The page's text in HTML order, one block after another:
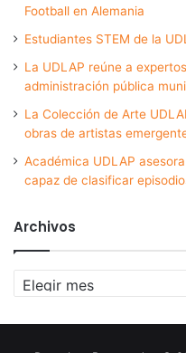
Football en Alemania
Estudiantes STEM de la
La UDLAP reúne a
administración pública
La Colección de Arte
obras de artistas
Académica UDLAP
capaz de clasificar
Archivos
Archivos